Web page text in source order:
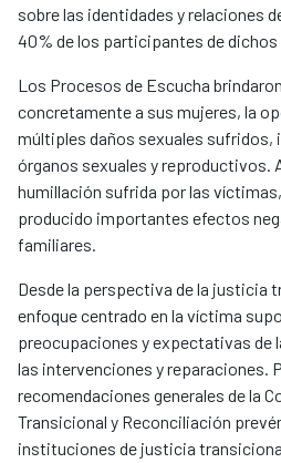
sobre las identidades y relaciones
40% de los participantes de
Los Procesos de Escucha
concretamente a sus mujeres, la
múltiples daños sexuales sufridos,
órganos sexuales y reproductivos.
humillación sufrida por las
producido importantes efectos
familiares.
Desde la perspectiva de la justicia
enfoque centrado en la víctima
preocupaciones y expectativas de
las intervenciones y reparaciones.
recomendaciones generales de la
Transicional y Reconciliación
instituciones de justicia